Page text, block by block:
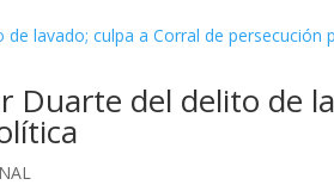
Duarte del delito de